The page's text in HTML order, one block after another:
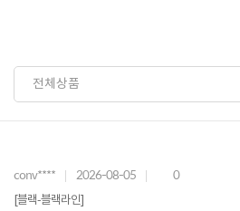
conv**** 2026-08-05 0
[블랙-블랙라인]